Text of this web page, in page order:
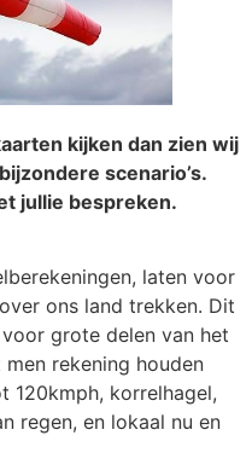
kijken dan zien wij
scenario’s.
jullie bespreken.
laten voor
ons land trekken. Dit
grote delen van het
rekening houden
120kmph, korrelhagel,
regen, en lokaal nu en